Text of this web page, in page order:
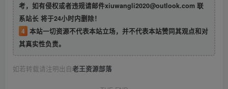
考，如有侵权或者违规请邮件xiuwangli2020@outlook.com 联
系站长 将于24小时内删除！
4 本站一切资源不代表本站立场，并不代表本站赞同其观点和对
其真实性负责。
如若转载请注明出自老王资源部落